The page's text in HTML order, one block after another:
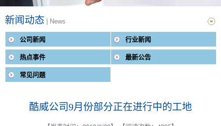
新闻动态 | News
公司新闻
行业新闻
热点事件
最新公告
常见问题
酷威公司9月份部分正在进行中的工地